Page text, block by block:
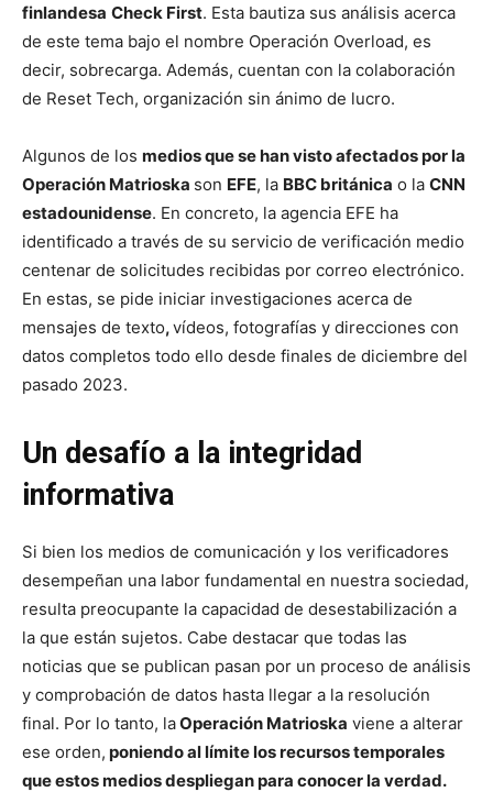
finlandesa Check First. Esta bautiza sus análisis acerca
de este tema bajo el nombre Operación Overload, es
decir, sobrecarga. Además, cuentan con la colaboración
de Reset Tech, organización sin ánimo de lucro.
Algunos de los medios que se han visto afectados por la
Operación Matrioska son EFE, la BBC británica o la CNN
estadounidense. En concreto, la agencia EFE ha
identificado a través de su servicio de verificación medio
centenar de solicitudes recibidas por correo electrónico.
En estas, se pide iniciar investigaciones acerca de
mensajes de texto,vídeos, fotografías y direcciones con
datos completos todo ello desde finales de diciembre del
pasado 2023.
Un desafío a la integridad
informativa
Si bien los medios de comunicación y los verificadores
desempeñan una labor fundamental en nuestra sociedad,
resulta preocupante la capacidad de desestabilización a
la que están sujetos. Cabe destacar que todas las
noticias que se publican pasan por un proceso de análisis
y comprobación de datos hasta llegar a la resolución
final. Por lo tanto, laOperación Matrioska viene a alterar
ese orden, poniendo al límite los recursos temporales
que estos medios despliegan para conocer la verdad.